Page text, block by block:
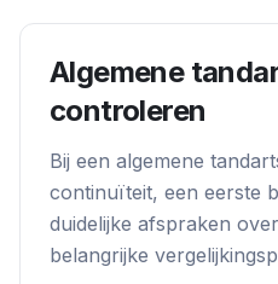
Algemene
controleren
Bij een algemene
continuïteit, een eerste
duidelijke afspraken
belangrijke